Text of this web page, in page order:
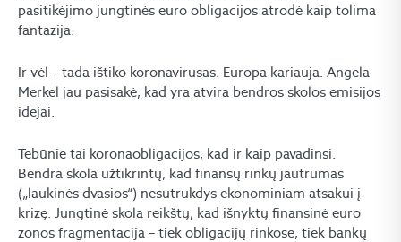
pasitikėjimo jungtinės euro obligacijos atrodė kaip tolima
fantazija.
Ir vėl – tada ištiko koronavirusas. Europa kariauja. Angela
Merkel jau pasisakė, kad yra atvira bendros skolos emisijos
idėjai.
Tebūnie tai koronaobligacijos, kad ir kaip pavadinsi.
Bendra skola užtikrintų, kad finansų rinkų jautrumas
(„laukinės dvasios“) nesutrukdys ekonominiam atsakui į
krizę. Jungtinė skola reikštų, kad išnyktų finansinė euro
zonos fragmentacija – tiek obligacijų rinkose, tiek bankų